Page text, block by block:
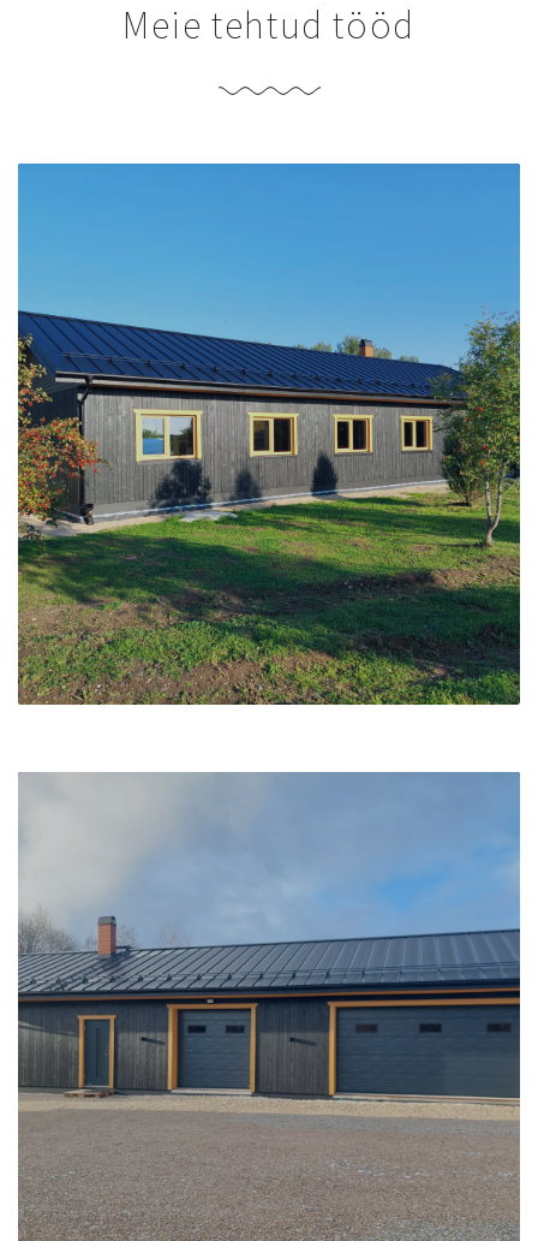
Meie tehtud tööd